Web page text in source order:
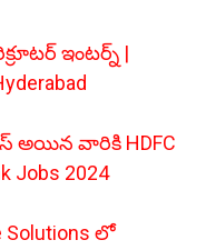
ఇంటర్న్ |
అయిన వారికి HDFC
Jobs 2024
Solutions‌ లో